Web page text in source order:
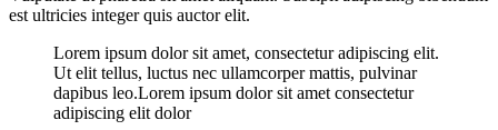
est ultricies integer quis auctor elit.
Lorem ipsum dolor sit amet, consectetur adipiscing elit.
Ut elit tellus, luctus nec ullamcorper mattis, pulvinar
dapibus leo.Lorem ipsum dolor sit amet consectetur
adipiscing elit dolor